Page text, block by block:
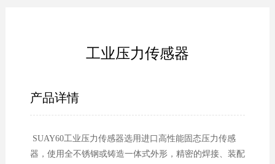
工业压力传感器
产品详情
SUAY60工业压力传感器选用进口高性能固态压力传感
器，使用全不锈钢或铸造一体式外形，精密的焊接、装配